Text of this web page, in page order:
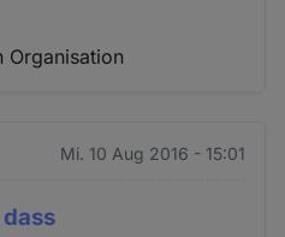
Organisation
Mi. 10 Aug 2016 - 15:01